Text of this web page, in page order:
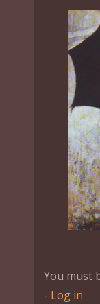
You must
- Log in